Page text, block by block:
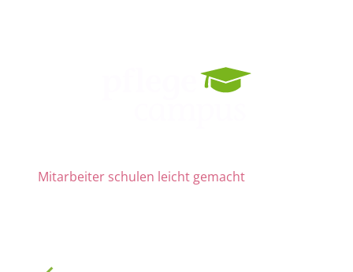
Mitarbeiter schulen leicht gemacht